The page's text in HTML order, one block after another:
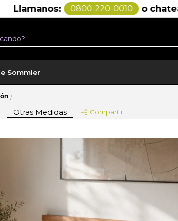
Llamanos: 0800-220-0010 o
Sommier
/
Otras Medidas Compartir